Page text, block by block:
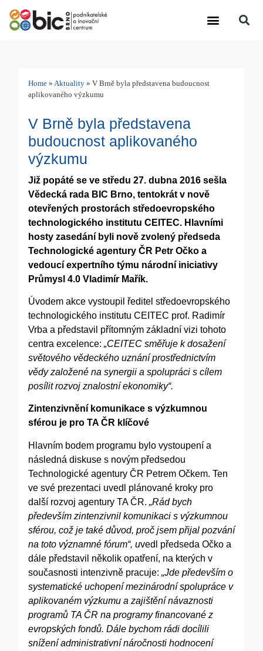
Home » Aktuality » V Brně byla představena budoucnost
aplikovaného výzkumu
V Brně byla představena
budoucnost aplikovaného
výzkumu
Již popáté se ve středu 27. dubna 2016 sešla
Vědecká rada BIC Brno, tentokrát v nově
otevřených prostorách středoevropského
technologického institutu CEITEC. Hlavními
hosty zasedání byli nově zvolený předseda
Technologické agentury ČR Petr Očko a
vedoucí expertního týmu národní iniciativy
Průmysl 4.0 Vladimír Mařík.
Úvodem akce vystoupil ředitel středoevropského
technologického institutu CEITEC prof. Radimír
Vrba a představil přítomným základní vizi tohoto
centra excelence: „CEITEC směřuje k dosažení
světového vědeckého uznání prostřednictvím
vědy založené na synergii a spolupráci s cílem
posílit rozvoj znalostní ekonomiky“.
Zintenzivnění komunikace s výzkumnou
sférou je pro TA ČR klíčové
Hlavním bodem programu bylo vystoupení a
následná diskuse s novým předsedou
Technologické agentury ČR Petrem Očkem. Ten
ve své prezentaci uvedl plánované kroky pro
další rozvoj agentury TA ČR. „Rád bych
především zintenzivnil komunikaci s výzkumnou
sférou, což je také důvod, proč jsem přijal pozvání
na toto významné fórum“, uvedl předseda Očko a
dále představil několik opatření, na kterých v
současnosti intenzivně pracuje: „Jde především o
systematické uchopení mezinárodní spolupráce v
aplikovaném výzkumu a zajištění návaznosti
programů TA ČR na programy financované z
evropských fondů. Dále bychom rádi docílili
snížení administrativní náročnosti hodnocení